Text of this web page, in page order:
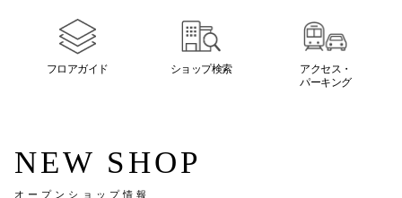
フロアガイド ショップ検索
アクセス・
パーキング
NEW SHOP
オープンショップ情報
公式SNS